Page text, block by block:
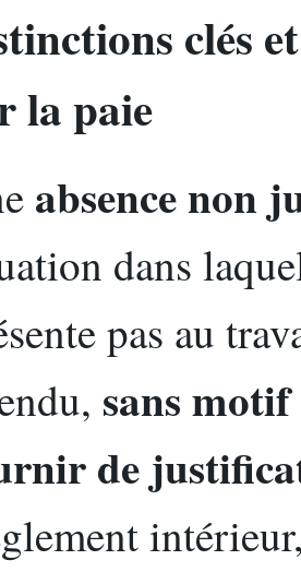
clés
la paie
absence non
dans
pas au
sans
de